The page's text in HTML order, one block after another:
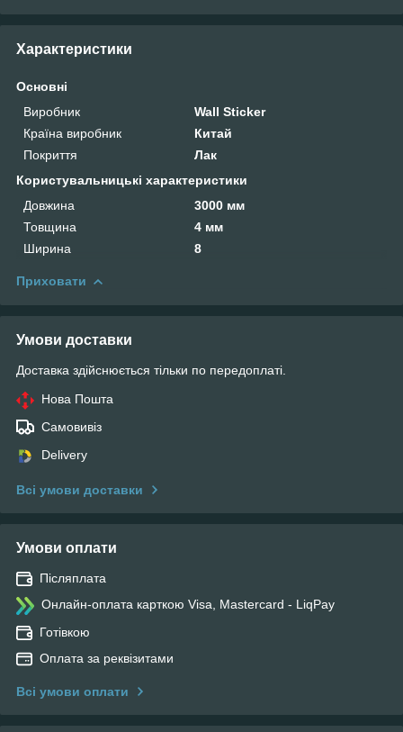
Характеристики
Основні
Виробник
Wall Sticker
Країна виробник
Китай
Покриття
Лак
Користувальницькі характеристики
Довжина
3000 мм
Товщина
4 мм
Ширина
8
Приховати
Умови доставки
Доставка здійснюється тільки по передоплаті.
Нова Пошта
Самовивіз
Delivery
Всі умови доставки
Умови оплати
Післяплата
Онлайн-оплата карткою Visa, Mastercard - LiqPay
Готівкою
Оплата за реквізитами
Всі умови оплати